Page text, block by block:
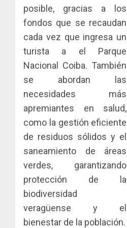
posible, gracias a los
fondos que se recaudan
cada vez que ingresa un
turista a el Parque
Nacional Coiba. También
se abordan las
necesidades más
apremiantes en salud,
como la gestión eficiente
de residuos sólidos y el
saneamiento de áreas
verdes, garantizando
protección de la
biodiversidad
veragüense y el
bienestar de la población.